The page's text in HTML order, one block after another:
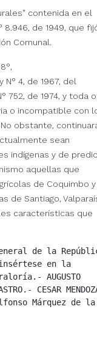
contenida en el
8.946, de 1949, que
Comunal.
4, de 1967, del
752, de 1974, y toda
o incompatible con
obstante,
sean
indígenas y de
aquellas que
de Coquimbo
de Santiago,
características que
de la
en la
AUGUSTO
CESAR
Alfonso Márquez de la